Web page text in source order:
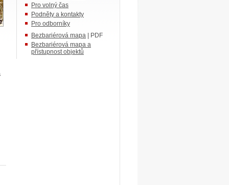
Pro volný čas
Podněty a kontakty
Pro odborníky
Bezbariérová mapa | PDF
Bezbariérová mapa a
přístupnost objektů